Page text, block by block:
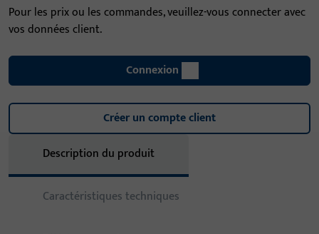
Pour les prix ou les commandes, veuillez-vous connecter avec
vos données client.
Connexion
Créer un compte client
Description du produit
Caractéristiques techniques